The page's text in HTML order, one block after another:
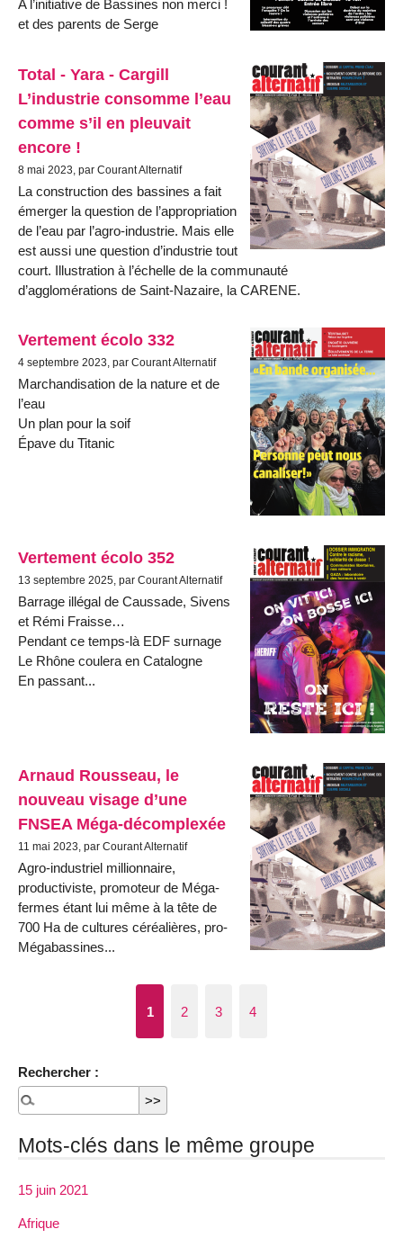
A l’initiative de Bassines non merci !
et des parents de Serge
Total - Yara - Cargill
L’industrie consomme l’eau
comme s’il en pleuvait
encore !
8 mai 2023, par Courant Alternatif
La construction des bassines a fait
émerger la question de l’appropriation
de l’eau par l’agro-industrie. Mais elle
est aussi une question d’industrie tout
court. Illustration à l’échelle de la communauté
d’agglomérations de Saint-Nazaire, la CARENE.
Vertement écolo 332
4 septembre 2023, par Courant Alternatif
Marchandisation de la nature et de
l’eau
Un plan pour la soif
Épave du Titanic
Vertement écolo 352
13 septembre 2025, par Courant Alternatif
Barrage illégal de Caussade, Sivens
et Rémi Fraisse…
Pendant ce temps-là EDF surnage
Le Rhône coulera en Catalogne
En passant...
Arnaud Rousseau, le
nouveau visage d’une
FNSEA Méga-décomplexée
11 mai 2023, par Courant Alternatif
Agro-industriel millionnaire,
productiviste, promoteur de Méga-
fermes étant lui même à la tête de
700 Ha de cultures céréalières, pro-
Mégabassines...
1 2 3 4
Rechercher :
Mots-clés dans le même groupe
15 juin 2021
Afrique